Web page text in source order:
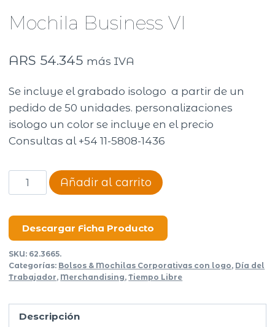
Mochila Business VI
ARS 54.345 más IVA
Se incluye el grabado isologo a partir de un
pedido de 50 unidades. personalizaciones
isologo un color se incluye en el precio
Consultas al +54 11-5808-1436
Mochila
Business
cantidad
Añadir al carrito
Descargar Ficha Producto
SKU: 62.3665.
Categorías: Bolsos & Mochilas Corporativas con logo, Día del
Trabajador, Merchandising,Tiempo Libre
Descripción